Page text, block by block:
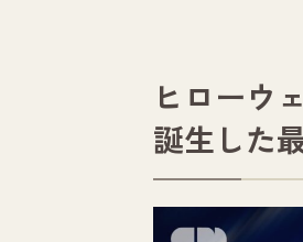
ヒローウ
誕生した